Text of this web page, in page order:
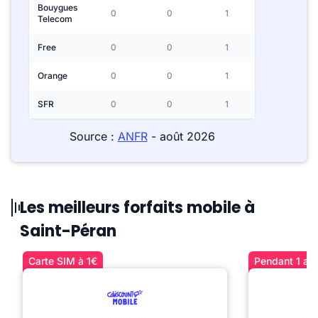
Bouygues
Telecom
0 0 1
Free 0 0 1
Orange 0 0 1
SFR 0 0 1
Source : ANFR- août 2026
Les meilleurs forfaits mobile à
Saint-Péran
Carte SIM à 1€ Pendant 1